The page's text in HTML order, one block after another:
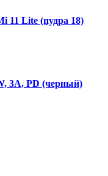
11 Lite (пудра 18)
3A, PD (черный)